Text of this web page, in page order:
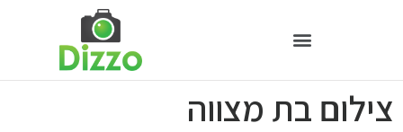
צילום בת מצווה